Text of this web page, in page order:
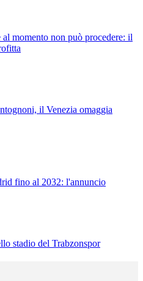
momento non può procedere: il
il Venezia omaggia
fino al 2032: l'annuncio
stadio del Trabzonspor